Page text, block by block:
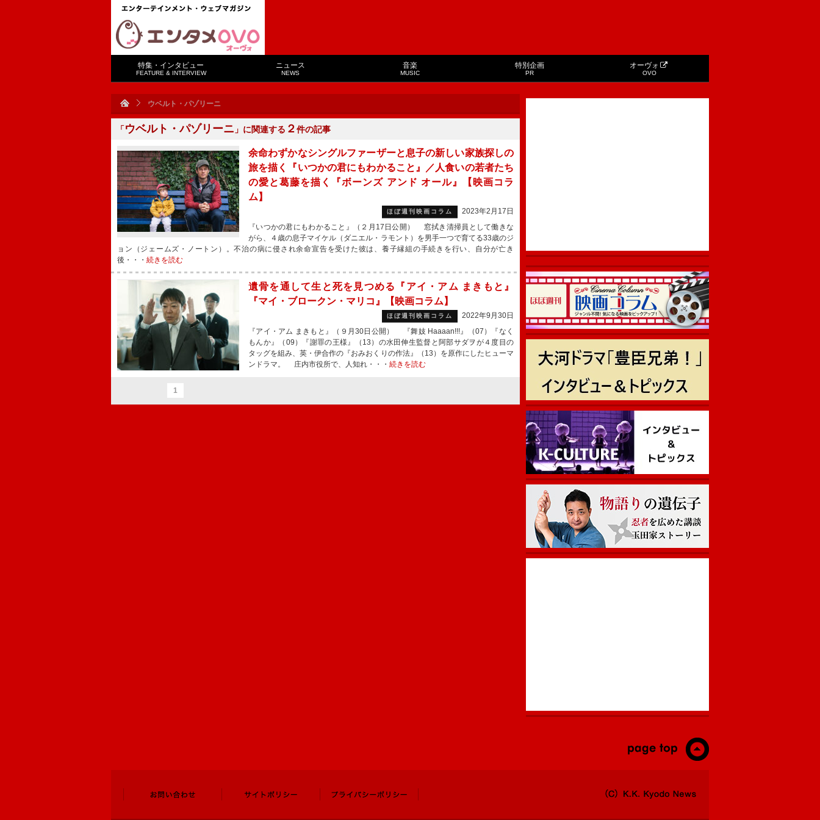
特集・インタビュー
FEATURE & INTERVIEW
ニュース
NEWS
音楽
MUSIC
特別企画
PR
オーヴォ
OVO
ウベルト・パゾリーニ
「ウベルト・パゾリーニ 」に関連する ２件の記事
余命わずかなシングルファーザーと息子の新しい家族探しの
旅を描く『いつかの君にもわかること』／人食いの若者たち
の愛と葛藤を描く『ボーンズ アンド オール』【映画コラ
ム】
ほぼ週刊映画コラム
2023年2月17日
『いつかの君にもわかること』（２月17日公開） 窓拭き清掃員として働きな
がら、４歳の息子マイケル（ダニエル・ラモント）を男手一つで育てる33歳のジ
ョン（ジェームズ・ノートン）。不治の病に侵され余命宣告を受けた彼は、養子縁組の手続きを行い、自分が亡き
後・・・ 続きを読む
遺骨を通して生と死を見つめる『アイ・アム まきもと』
『マイ・ブロークン・マリコ』【映画コラム】
ほぼ週刊映画コラム
2022年9月30日
『アイ・アム まきもと』（９月30日公開） 『舞妓 Haaaan!!!』（07）『なく
もんか』（09）『謝罪の王様』（13）の水田伸生監督と阿部サダヲが４度目の
タッグを組み、英・伊合作の『おみおくりの作法』（13）を原作にしたヒューマ
ンドラマ。 庄内市役所で、人知れ・・・ 続きを読む
1